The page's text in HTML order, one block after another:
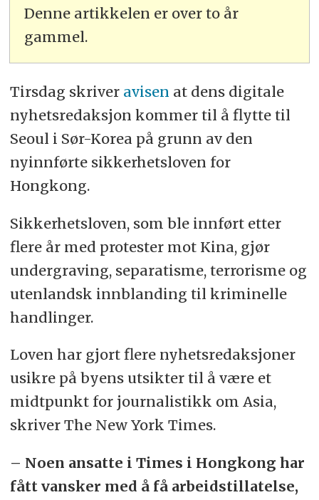
Denne artikkelen er over to år
gammel.
Tirsdag skriver avisen at dens digitale
nyhetsredaksjon kommer til å flytte til
Seoul i Sør-Korea på grunn av den
nyinnførte sikkerhetsloven for
Hongkong.
Sikkerhetsloven, som ble innført etter
flere år med protester mot Kina, gjør
undergraving, separatisme, terrorisme og
utenlandsk innblanding til kriminelle
handlinger.
Loven har gjort flere nyhetsredaksjoner
usikre på byens utsikter til å være et
midtpunkt for journalistikk om Asia,
skriver The New York Times.
– Noen ansatte i Times i Hongkong har
fått vansker med å få arbeidstillatelse,